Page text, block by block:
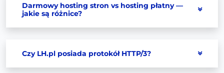
Darmowy hosting stron vs hosting płatny —
jakie są różnice?
Czy LH.pl posiada protokół HTTP/3?